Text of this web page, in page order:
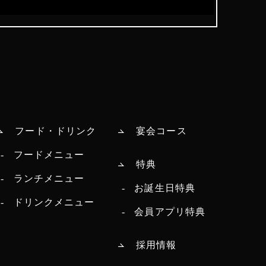
フード・ドリンク
フードメニュー
ランチメニュー
ドリンクメニュー
宴会コース
特典
お誕生日特典
会員アプリ特典
採用情報